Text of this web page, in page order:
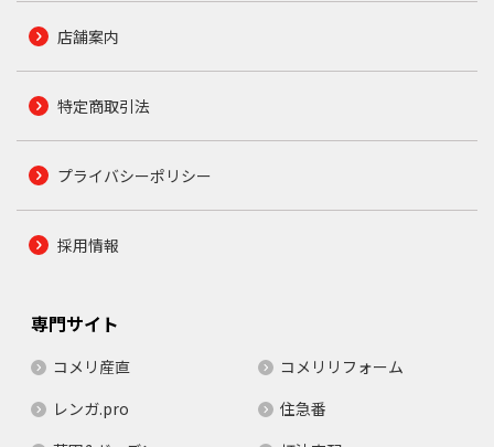
店舗案内
特定商取引法
プライバシーポリシー
採用情報
専門サイト
コメリ産直
コメリリフォーム
レンガ.pro
住急番